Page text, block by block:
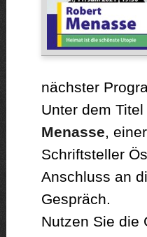
nächster
Unter dem
Menasse,
Schriftsteller
Anschluss an
Gespräch.
Nutzen Sie die